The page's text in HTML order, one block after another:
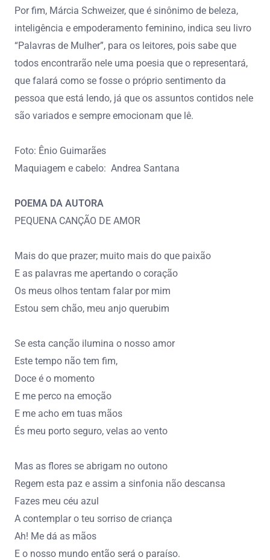
Por fim, Márcia Schweizer, que é sinônimo de beleza,
inteligência e empoderamento feminino, indica seu livro
“Palavras de Mulher”, para os leitores, pois sabe que
todos encontrarão nele uma poesia que o representará,
que falará como se fosse o próprio sentimento da
pessoa que está lendo, já que os assuntos contidos nele
são variados e sempre emocionam que lê.
Foto: Ênio Guimarães
Maquiagem e cabelo: Andrea Santana
POEMA DA AUTORA
PEQUENA CANÇÃO DE AMOR
Mais do que prazer; muito mais do que paixão
E as palavras me apertando o coração
Os meus olhos tentam falar por mim
Estou sem chão, meu anjo querubim
Se esta canção ilumina o nosso amor
Este tempo não tem fim,
Doce é o momento
E me perco na emoção
E me acho em tuas mãos
És meu porto seguro, velas ao vento
Mas as flores se abrigam no outono
Regem esta paz e assim a sinfonia não descansa
Fazes meu céu azul
A contemplar o teu sorriso de criança
Ah! Me dá as mãos
E o nosso mundo então será o paraíso.